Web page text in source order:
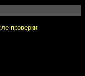
проверки